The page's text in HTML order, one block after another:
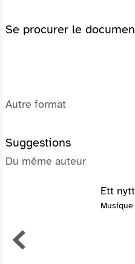
Se procurer le
Autre format
Suggestions
Du même auteur
Ett